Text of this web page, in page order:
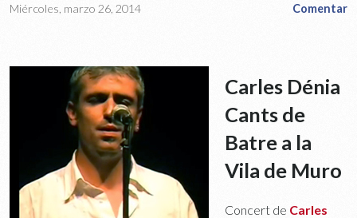
Miércoles, marzo 26, 2014 Comentar
Carles Dénia
Cants de
Batre a la
Vila de Muro
Concert de Carles